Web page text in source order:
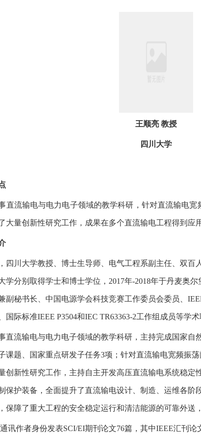
王顺亮 教授
四川大学
直流输电与电力电子领域的教学科研，针对直流输电
大量创新性研究工作，成果在多个直流输电工程得到应用
四川大学教授、博士生导师、电气工程系副主任、双百
学分别取得学士和博士学位，2017年-2018年于丹麦奥
副秘书长、中国电源学会科技竞赛工作委员会委员、
国际标准IEEE P3504和IEC TR63363-2工作组成员等学术
直流输电与电力电子领域的教学科研，主持完成国家自
课题、国家重点研发子任务3项；针对直流输电宽频振
创新性研究工作，主持自主开发高压直流输电系统稳定
保护装备，全面提升了直流输电设计、制造、运维各阶
保障了重大工程的安全稳定运行和清洁能源的可靠外送
讯作者身份发表SCI/EI期刊论文76篇，其中IEEE汇刊